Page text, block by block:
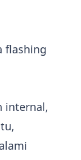
flashing
internal,